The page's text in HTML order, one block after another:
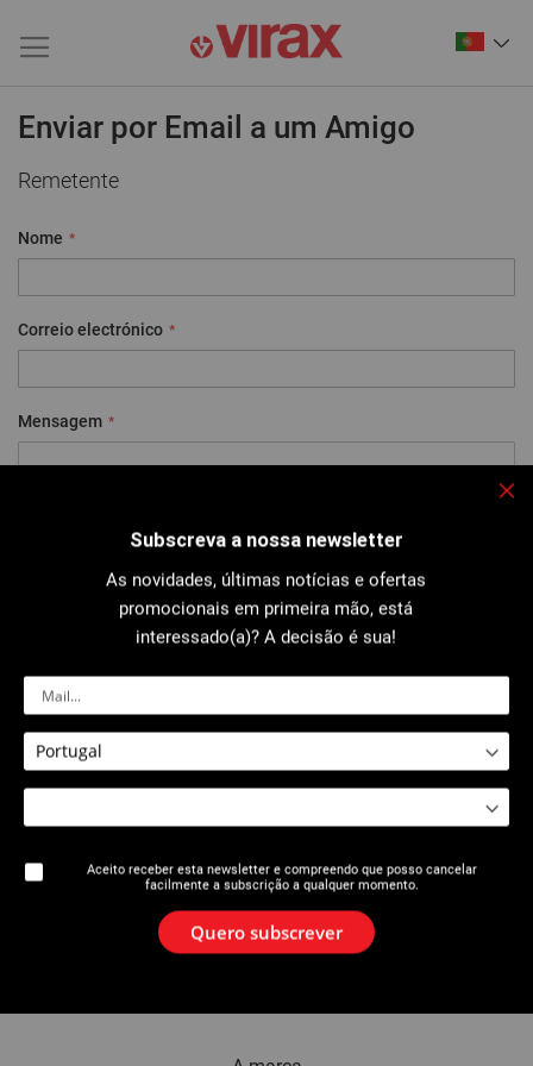
Enviar por Email a um Amigo
Remetente
Nome
Correio electrónico
Mensagem
Correio electrónico
Adicionar um convidado
Subscreva a nossa newsletter
As novidades, últimas notícias e ofertas
promocionais em primeira mão, está
interessado(a)? A decisão é sua!
Aceito receber esta newsletter e compreendo que posso cancelar
facilmente a subscrição a qualquer momento.
Quero subscrever